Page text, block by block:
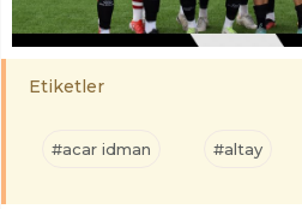
Etiketler
#acar idman #altay